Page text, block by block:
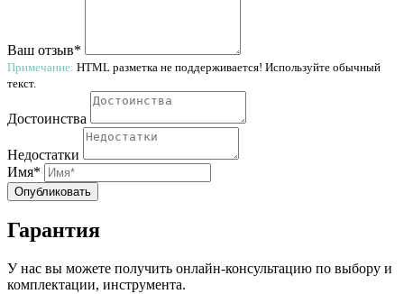
Ваш отзыв*
Примечание: HTML разметка не поддерживается! Используйте обычный
текст.
Достоинства
Недостатки
Имя*
Опубликовать
Гарантия
У нас вы можете получить онлайн-консультацию по выбору и
комплектации, инструмента.